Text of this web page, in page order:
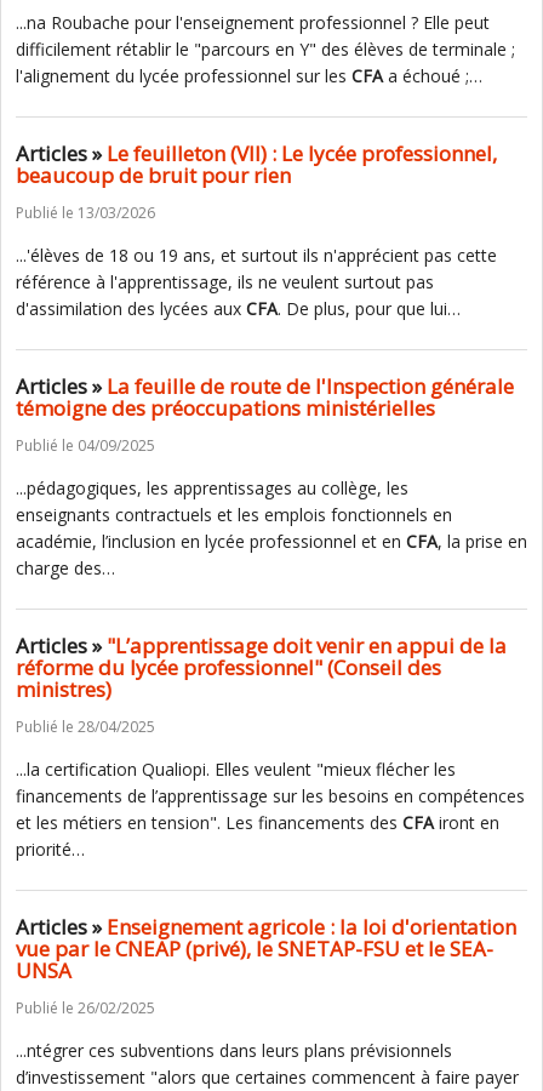
...na Roubache pour l'enseignement professionnel ? Elle peut
difficilement rétablir le "parcours en Y" des élèves de terminale ;
l'alignement du lycée professionnel sur les CFAa échoué ;…
Articles »Le feuilleton (VII) : Le lycée professionnel,
beaucoup de bruit pour rien
Publié le 13/03/2026
...'élèves de 18 ou 19 ans, et surtout ils n'apprécient pas cette
référence à l'apprentissage, ils ne veulent surtout pas
d'assimilation des lycées aux CFA. De plus, pour que lui…
Articles »La feuille de route de l'Inspection générale
témoigne des préoccupations ministérielles
Publié le 04/09/2025
...pédagogiques, les apprentissages au collège, les
enseignants contractuels et les emplois fonctionnels en
académie, l’inclusion en lycée professionnel et en CFA, la prise en
charge des…
Articles »"L’apprentissage doit venir en appui de la
réforme du lycée professionnel" (Conseil des
ministres)
Publié le 28/04/2025
...la certification Qualiopi. Elles veulent "mieux flécher les
financements de l’apprentissage sur les besoins en compétences
et les métiers en tension". Les financements des CFAiront en
priorité…
Articles »Enseignement agricole : la loi d'orientation
vue par le CNEAP (privé), le SNETAP-FSU et le SEA-
UNSA
Publié le 26/02/2025
...ntégrer ces subventions dans leurs plans prévisionnels
d’investissement "alors que certaines commencent à faire payer